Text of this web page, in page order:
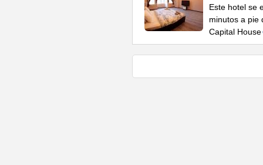
Este hotel se
minutos a pie
Capital House